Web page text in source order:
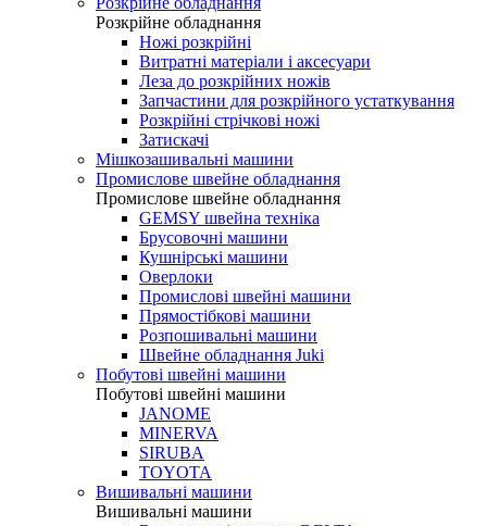
Розкрійне обладнання
Ножі розкрійні
Витратні матеріали і аксесуари
Леза до розкрійних ножів
Запчастини для розкрійного устаткування
Розкрійні стрічкові ножі
Затискачі
Мішкозашивальні машини
Промислове швейне обладнання
Промислове швейне обладнання
GEMSY швейна техніка
Брусовочні машини
Кушнірські машини
Оверлоки
Промислові швейні машини
Прямостібкові машини
Розпошивальні машини
Швейне обладнання Juki
Побутові швейні машини
Побутові швейні машини
JANOME
MINERVA
SIRUBA
TOYOTA
Вишивальні машини
Вишивальні машини